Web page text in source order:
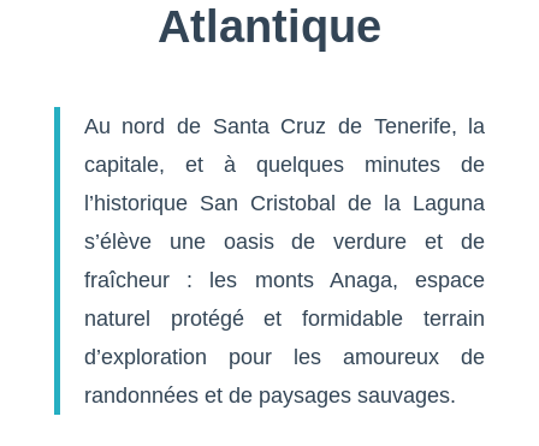
Atlantique
Au nord de Santa Cruz de Tenerife, la
capitale, et à quelques minutes de
l’historique San Cristobal de la Laguna
s’élève une oasis de verdure et de
fraîcheur : les monts Anaga, espace
naturel protégé et formidable terrain
d’exploration pour les amoureux de
randonnées et de paysages sauvages.